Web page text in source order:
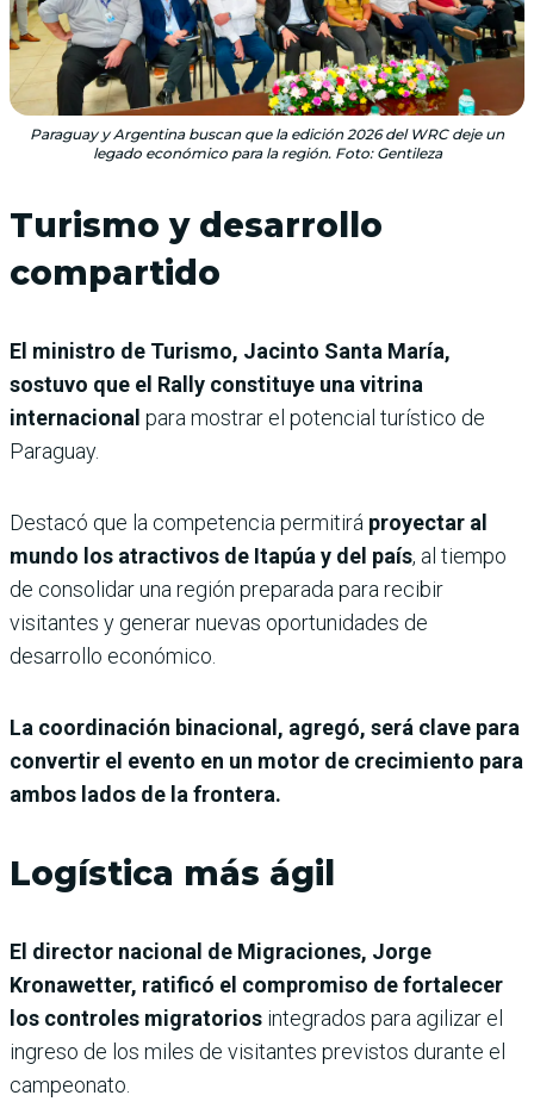
Paraguay y Argentina buscan que la edición 2026 del WRC deje un
legado económico para la región. Foto: Gentileza
Turismo y desarrollo
compartido
El ministro de Turismo, Jacinto Santa María,
sostuvo que el Rally constituye una vitrina
internacional para mostrar el potencial turístico de
Paraguay.
Destacó que la competencia permitirá proyectar al
mundo los atractivos de Itapúa y del país, al tiempo
de consolidar una región preparada para recibir
visitantes y generar nuevas oportunidades de
desarrollo económico.
La coordinación binacional, agregó, será clave para
convertir el evento en un motor de crecimiento para
ambos lados de la frontera.
Logística más ágil
El director nacional de Migraciones, Jorge
Kronawetter, ratificó el compromiso de fortalecer
los controles migratorios integrados para agilizar el
ingreso de los miles de visitantes previstos durante el
campeonato.